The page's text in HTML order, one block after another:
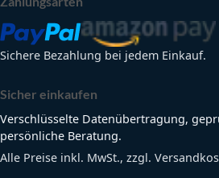
Sichere Bezahlung bei jedem Einkauf.
Sicher einkaufen
Verschlüsselte Datenübertragung,
persönliche Beratung.
Alle Preise inkl. MwSt., zzgl.